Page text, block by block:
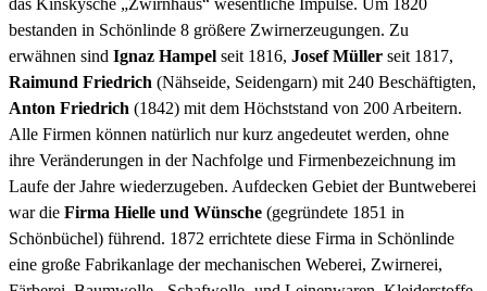
bestanden in Schönlinde 8 größere Zwirnerzeugungen. Zu
erwähnen sind Ignaz Hampel seit 1816, Josef Müller seit 1817,
Raimund Friedrich (Nähseide, Seidengarn) mit 240 Beschäftigten,
Anton Friedrich (1842) mit dem Höchststand von 200 Arbeitern.
Alle Firmen können natürlich nur kurz angedeutet werden, ohne
ihre Veränderungen in der Nachfolge und Firmenbezeichnung im
Laufe der Jahre wiederzugeben. Aufdecken Gebiet der Buntweberei
war die Firma Hielle und Wünsche (gegründete 1851 in
Schönbüchel) führend. 1872 errichtete diese Firma in Schönlinde
eine große Fabrikanlage der mechanischen Weberei, Zwirnerei,